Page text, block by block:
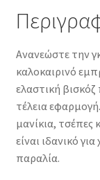
Ανανεώστε την
καλοκαιρινό
ελαστική
τέλεια
μανίκια, τσέπες
είναι ιδανικό
παραλία.